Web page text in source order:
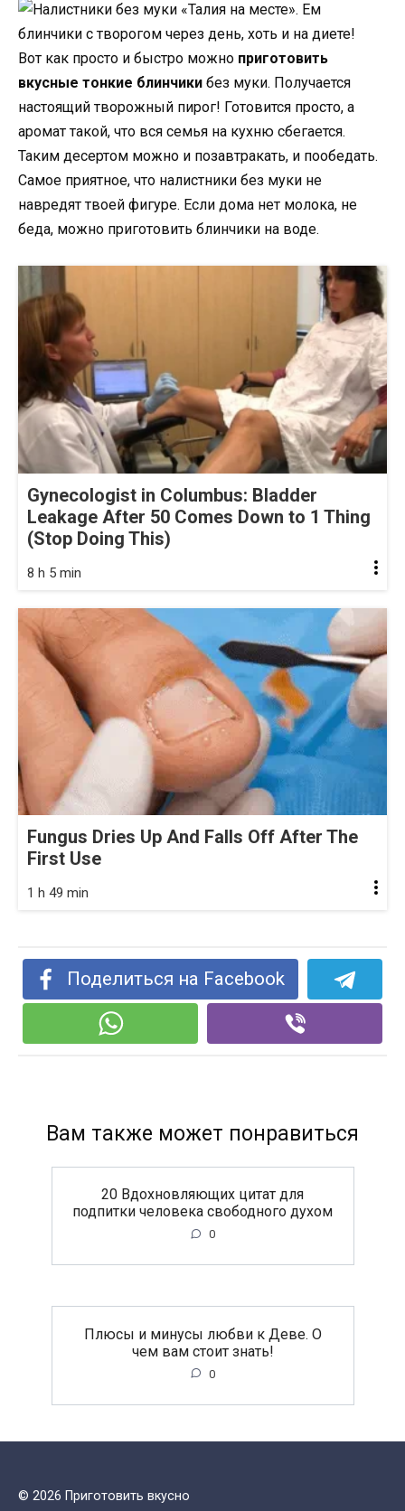
Вот как просто и быстро можно приготовить
вкусные тонкие блинчики без муки. Получается
настоящий творожный пирог! Готовится просто, а
аромат такой, что вся семья на кухню сбегается.
Таким десертом можно и позавтракать, и пообедать.
Самое приятное, что налистники без муки не
навредят твоей фигуре. Если дома нет молока, не
беда, можно приготовить блинчики на воде.
Gynecologist in Columbus: Bladder
Leakage After 50 Comes Down to 1 Thing
(Stop Doing This)
8 h 5 min
Fungus Dries Up And Falls Off After The
First Use
1 h 49 min
Поделиться на Facebook
Вам также может понравиться
20 Вдохновляющих цитат для
подпитки человека свободного духом
0
Плюсы и минусы любви к Деве. О
чем вам стоит знать!
0
© 2026 Приготовить вкусно